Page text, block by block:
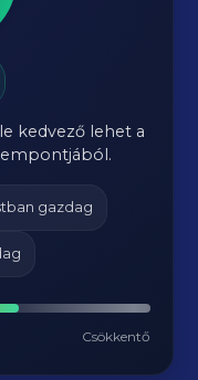
kedvező lehet a
gazdag
Csökkentő